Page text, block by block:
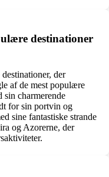
destinationer
der
af de mest populære
sin charmerende
for sin portvin og
sine fantastiske strande
og Azorerne, der